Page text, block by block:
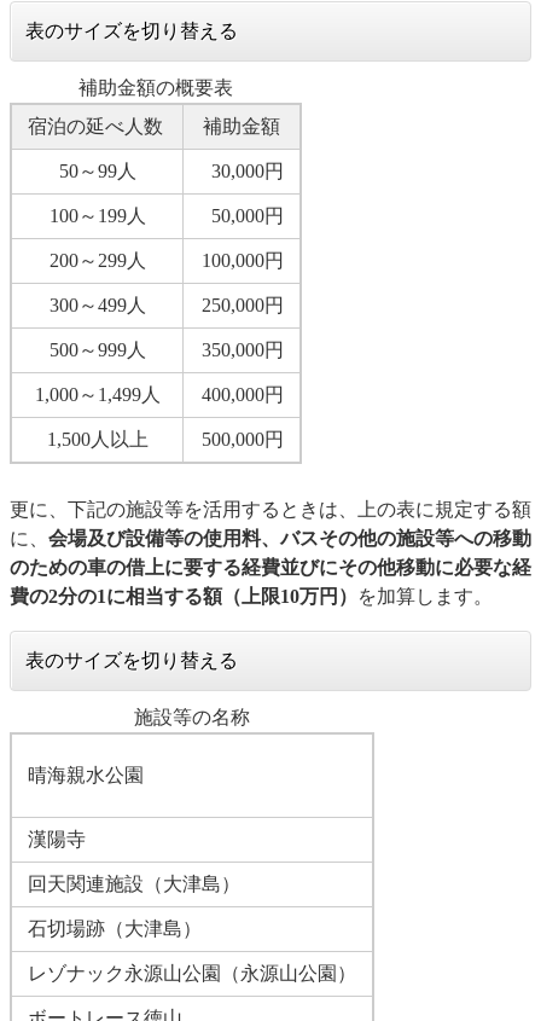
表のサイズを切り替える
補助金額の概要表
宿泊の延べ人数
補助金額
50～99人 30,000円
100～199人 50,000円
200～299人 100,000円
300～499人 250,000円
500～999人 350,000円
1,000～1,499人 400,000円
1,500人以上 500,000円
更に、下記の施設等を活用するときは、上の表に規定する額
に、 会場及び設備等の使用料、バスその他の施設等への移動
のための車の借上に要する経費並びにその他移動に必要な経
費の2分の1に相当する額（上限10万円）
を加算します。
表のサイズを切り替える
施設等の名称
晴海親水公園
漢陽寺
回天関連施設（大津島）
石切場跡（大津島）
レゾナック永源山公園（永源山公園）